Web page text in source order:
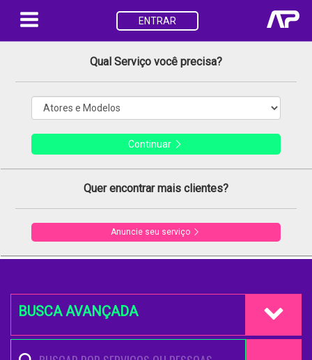
ENTRAR
Qual Serviço você precisa?
Continuar
Quer encontrar mais clientes?
Anuncie seu serviço
BUSCA AVANÇADA